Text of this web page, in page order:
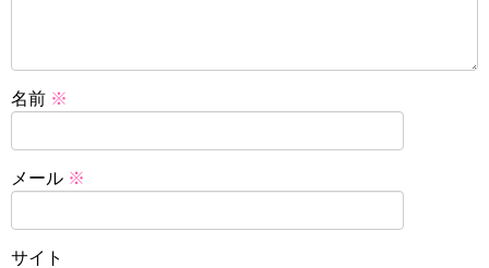
名前 ※
メール ※
サイト